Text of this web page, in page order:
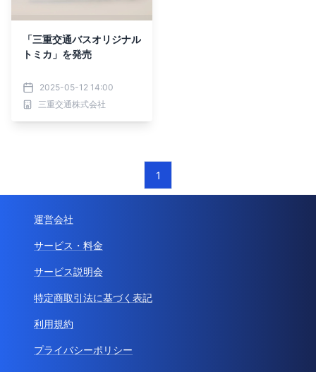
「三重交通バスオリジナル
トミカ」を発売
2025-05-12 14:00
三重交通株式会社
1
運営会社
サービス・料金
サービス説明会
特定商取引法に基づく表記
利用規約
プライバシーポリシー